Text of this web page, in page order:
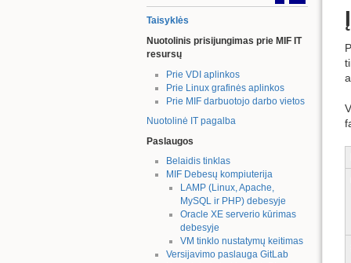
Taisyklės
Nuotolinis prisijungimas prie MIF IT
resursų
Prie VDI aplinkos
Prie Linux grafinės aplinkos
Prie MIF darbuotojo darbo vietos
Nuotolinė IT pagalba
Paslaugos
Belaidis tinklas
MIF Debesų kompiuterija
LAMP (Linux, Apache,
MySQL ir PHP) debesyje
Oracle XE serverio kūrimas
debesyje
VM tinklo nustatymų keitimas
Versijavimo paslauga GitLab